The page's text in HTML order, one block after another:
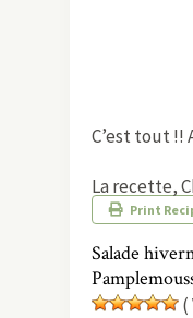
C’est tout !!
La recette,
Print
Salade
(